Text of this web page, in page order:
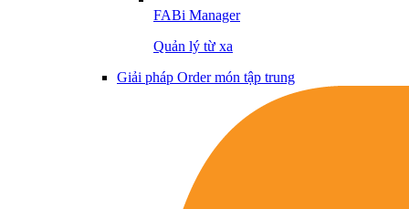
FABi Manager
Quản lý từ xa
Giải pháp Order món tập trung